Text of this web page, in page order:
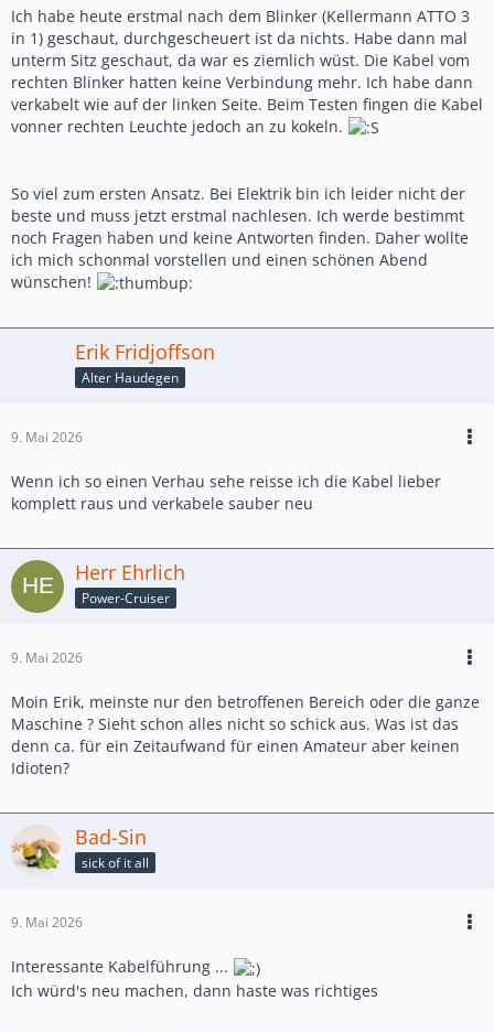
Ich habe heute erstmal nach dem Blinker (Kellermann ATTO 3
in 1) geschaut, durchgescheuert ist da nichts. Habe dann mal
unterm Sitz geschaut, da war es ziemlich wüst. Die Kabel vom
rechten Blinker hatten keine Verbindung mehr. Ich habe dann
verkabelt wie auf der linken Seite. Beim Testen fingen die Kabel
vonner rechten Leuchte jedoch an zu kokeln.
So viel zum ersten Ansatz. Bei Elektrik bin ich leider nicht der
beste und muss jetzt erstmal nachlesen. Ich werde bestimmt
noch Fragen haben und keine Antworten finden. Daher wollte
ich mich schonmal vorstellen und einen schönen Abend
wünschen!
Erik Fridjoffson
Alter Haudegen
9. Mai 2026
Wenn ich so einen Verhau sehe reisse ich die Kabel lieber
komplett raus und verkabele sauber neu
Herr Ehrlich
Power-Cruiser
9. Mai 2026
Moin Erik, meinste nur den betroffenen Bereich oder die ganze
Maschine ? Sieht schon alles nicht so schick aus. Was ist das
denn ca. für ein Zeitaufwand für einen Amateur aber keinen
Idioten?
Bad-Sin
sick of it all
9. Mai 2026
Interessante Kabelführung ...
Ich würd's neu machen, dann haste was richtiges